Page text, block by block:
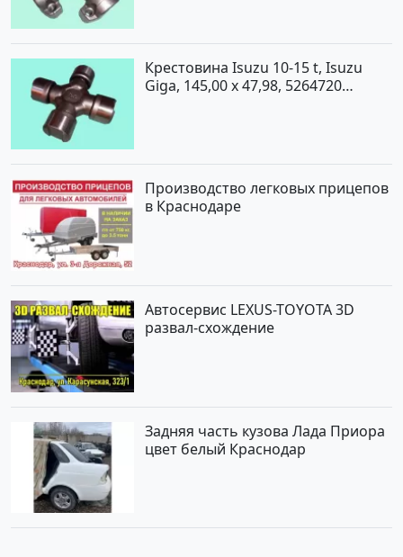
Крестовина Isuzu 10-15 t, Isuzu
Giga, 145,00 x 47,98, 5264720
Производство легковых прицепов
в Краснодаре
Автосервис LEXUS-TOYOTA 3D
развал-схождение
Задняя часть кузова Лада Приора
цвет белый Краснодар